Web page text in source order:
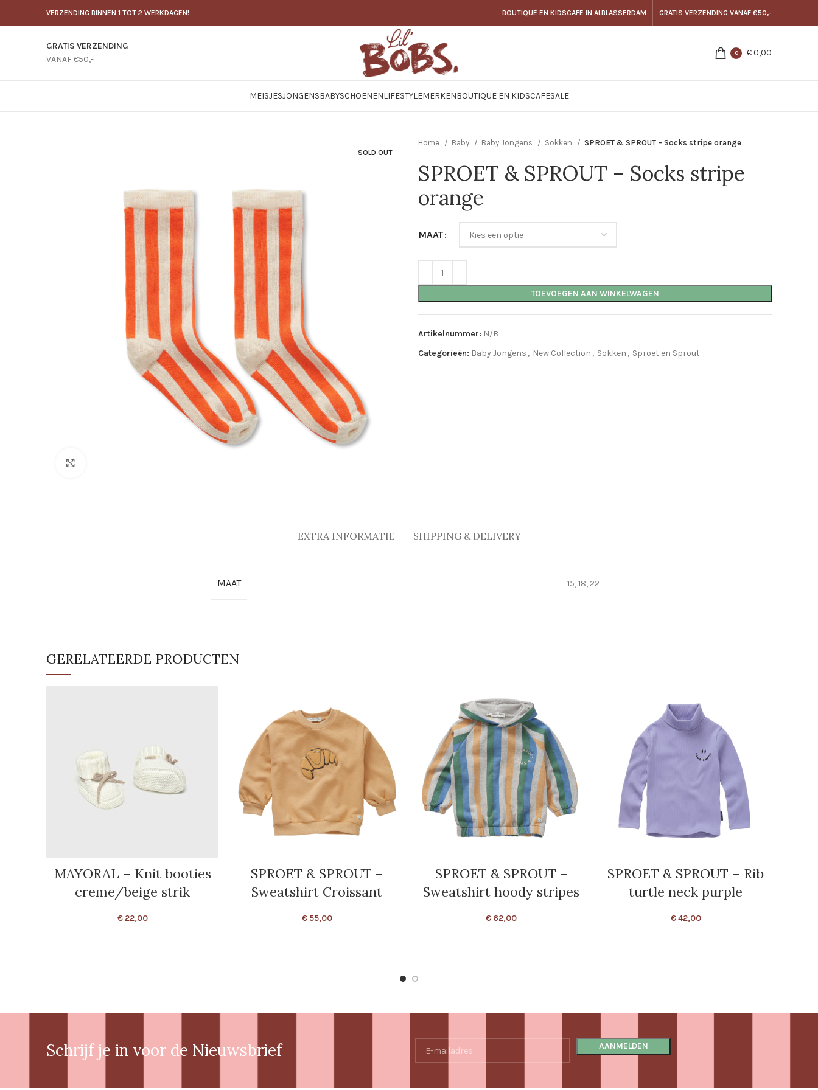
VERZENDING BINNEN 1 TOT 2 WERKDAGEN! BOUTIQUE EN KIDSCAFE IN ALBLASSERDAM GRATIS VERZENDING VANAF €50,-
GRATIS VERZENDING
VANAF €50,-
0 €0,00
MEISJESJONGENSBABYSCHOENENLIFESTYLEMERKENBOUTIQUE EN KIDSCAFESALE
SOLD OUT
Home Baby Baby Jongens Sokken SPROET & SPROUT – Socks stripe orange
SPROET & SPROUT – Socks stripe
orange
MAAT
TOEVOEGEN AAN WINKELWAGEN
Artikelnummer: N/B
Categorieën: Baby Jongens , New Collection , Sokken , Sproet en Sprout
EXTRA INFORMATIE SHIPPING & DELIVERY
MAAT 15, 18, 22
GERELATEERDE PRODUCTEN
MAYORAL – Knit booties
creme/beige strik
€22,00
SPROET & SPROUT –
Sweatshirt Croissant
€55,00
SPROET & SPROUT –
Sweatshirt hoody stripes
€ 62,00
SPROET & SPROUT – Rib
turtle neck purple
€42,00
Schrijf je in voor de Nieuwsbrief